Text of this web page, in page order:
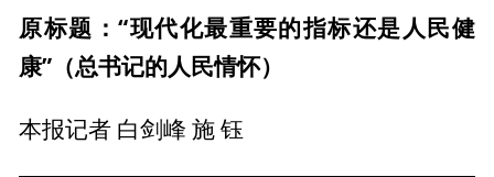
原标题：“现代化最重要的指标还是人民健
康”（总书记的人民情怀）
本报记者 白剑峰 施 钰